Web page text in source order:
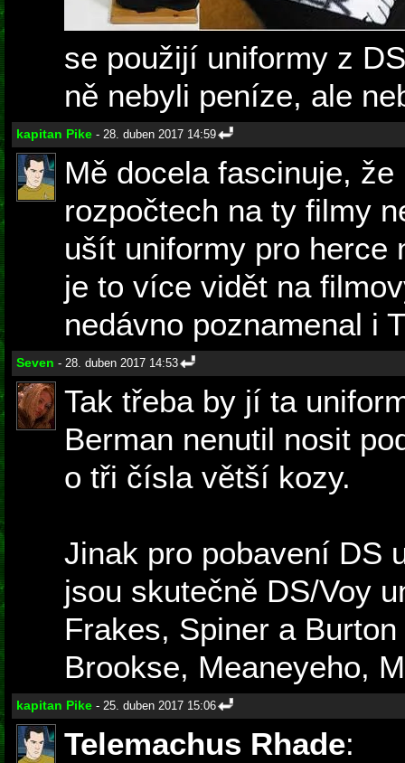
se použijí uniformy z
ně nebyli peníze, ale
kapitan Pike - 28. duben 2017 14:59
Mě docela fascinuje,
rozpočtech na ty filmy
ušít uniformy pro herce
je to více vidět na
nedávno poznamenal i
Seven - 28. duben 2017 14:53
Tak třeba by jí ta
Berman nenutil nosit
o tři čísla větší kozy.
Jinak pro pobavení DS
jsou skutečně DS/Voy
Frakes, Spiner a
Brookse, Meaneyeho,
kapitan Pike - 25. duben 2017 15:06
Telemachus Rhade: